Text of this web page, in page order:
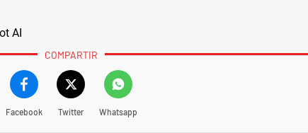
AI
COMPARTIR
Facebook Twitter Whatsapp